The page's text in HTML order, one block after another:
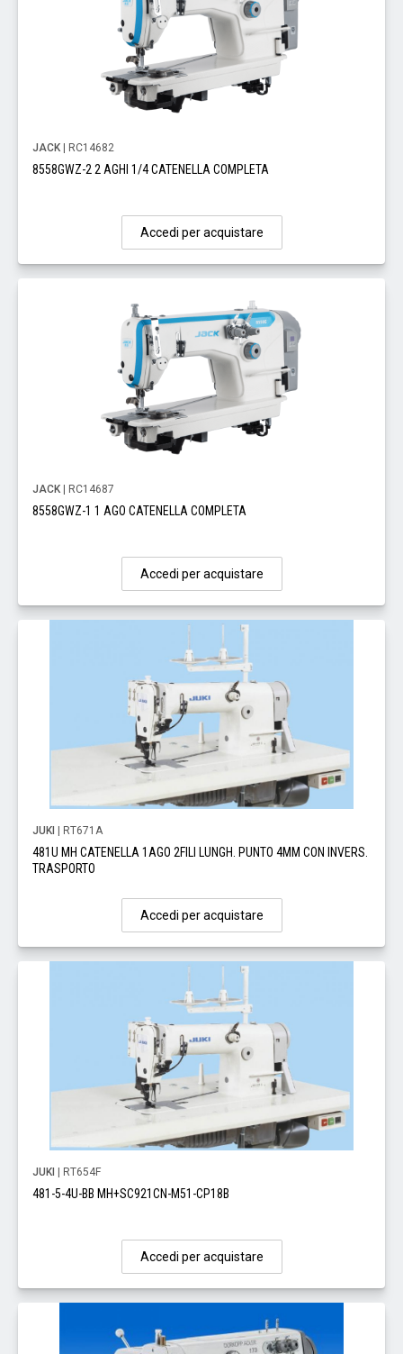
JACK | RC14682
8558GWZ-2 2 AGHI 1/4 CATENELLA COMPLETA
Accedi per acquistare
JACK | RC14687
8558GWZ-1 1 AGO CATENELLA COMPLETA
Accedi per acquistare
JUKI | RT671A
481U MH CATENELLA 1AGO 2FILI LUNGH. PUNTO 4MM CON INVERS.
TRASPORTO
Accedi per acquistare
JUKI | RT654F
481-5-4U-BB MH+SC921CN-M51-CP18B
Accedi per acquistare